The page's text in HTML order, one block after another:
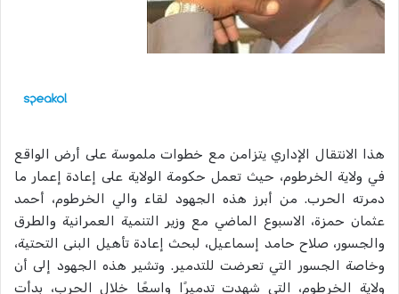
هذا الانتقال الإداري يتزامن مع خطوات ملموسة على أرض الواقع
في ولاية الخرطوم، حيث تعمل حكومة الولاية على إعادة إعمار ما
دمرته الحرب. من أبرز هذه الجهود لقاء والي الخرطوم، أحمد
عثمان حمزة، الاسبوع الماضي مع وزير التنمية العمرانية والطرق
والجسور، صلاح حامد إسماعيل، لبحث إعادة تأهيل البنى التحتية،
وخاصة الجسور التي تعرضت للتدمير. وتشير هذه الجهود إلى أن
ولاية الخرطوم، التي شهدت تدميرًا واسعًا خلال الحرب، بدأت